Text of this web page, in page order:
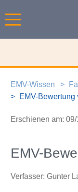
EMV-Wissen
EMV-Bewertung
Erschienen am:
EMV-
Verfasser: Gunter